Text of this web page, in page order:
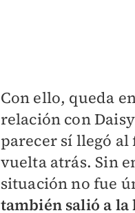
Con ello, queda
relación con
parecer sí llegó
vuelta atrás. Sin
situación no fue
también salió a